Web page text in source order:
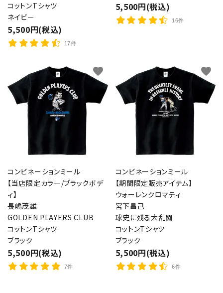
コットンTシャツ
ネイビー
5,500円(税込)
17件
5,500円(税込)
16件
コンビネーションミール
【当店限定カラー/ブラックボデ
ィ】
長嶋茂雄
GOLDEN PLAYERS CLUB
コットンTシャツ
ブラック
5,500円(税込)
7件
favorite
コンビネーションミール
【期間限定販売アイテム】
ウォーレンクロマティ
宮下昌己
球史に残る大乱闘
コットンTシャツ
ブラック
5,500円(税込)
6件
favorite